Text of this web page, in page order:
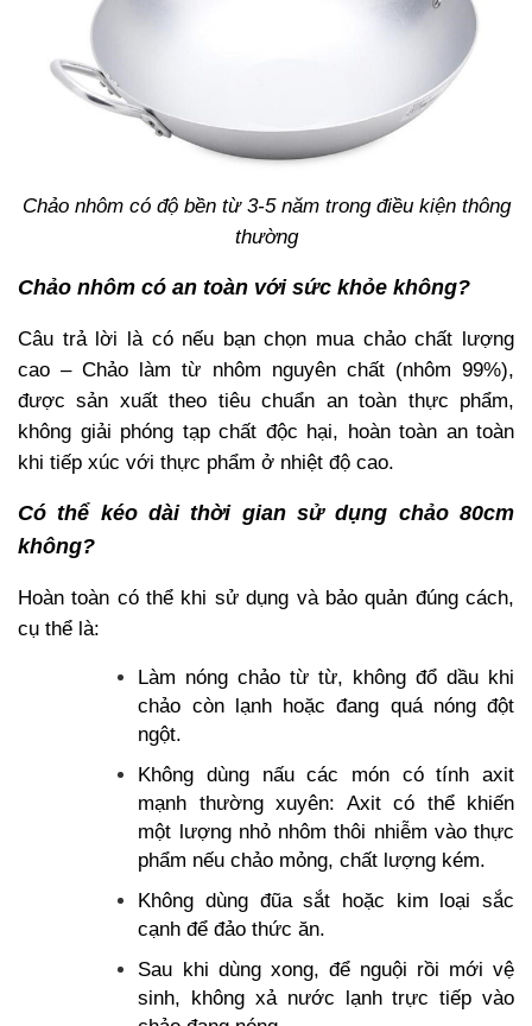
Chảo nhôm có độ bền từ 3-5 năm trong điều kiện thông
thường
Chảo nhôm có an toàn với sức khỏe không?
Câu trả lời là có nếu bạn chọn mua chảo chất lượng
cao – Chảo làm từ nhôm nguyên chất (nhôm 99%),
được sản xuất theo tiêu chuẩn an toàn thực phẩm,
không giải phóng tạp chất độc hại, hoàn toàn an toàn
khi tiếp xúc với thực phẩm ở nhiệt độ cao.
Có thể kéo dài thời gian sử dụng chảo 80cm
không?
Hoàn toàn có thể khi sử dụng và bảo quản đúng cách,
cụ thể là:
Làm nóng chảo từ từ, không đổ dầu khi
chảo còn lạnh hoặc đang quá nóng đột
ngột.
Không dùng nấu các món có tính axit
mạnh thường xuyên: Axit có thể khiến
một lượng nhỏ nhôm thôi nhiễm vào thực
phẩm nếu chảo mỏng, chất lượng kém.
Không dùng đũa sắt hoặc kim loại sắc
cạnh để đảo thức ăn.
Sau khi dùng xong, để nguội rồi mới vệ
sinh, không xả nước lạnh trực tiếp vào